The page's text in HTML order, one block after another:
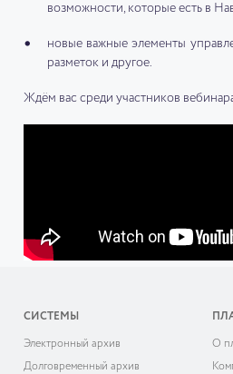
возможности, которые есть в
новые важные элементы
разметок и другое.
Ждём вас среди участников
СИСТЕМЫ
Электронный архив
Долговременный архив
О